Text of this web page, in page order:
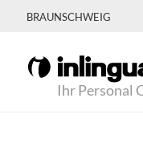
BRAUNSCHWEIG
Ihr Personal